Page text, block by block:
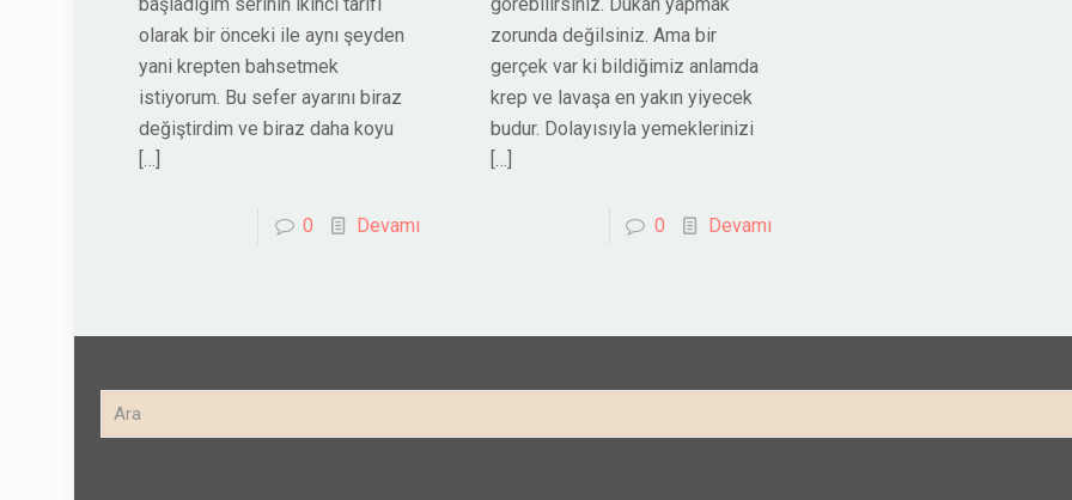
olarak bir önceki ile aynı şeyden
yani krepten bahsetmek
istiyorum. Bu sefer ayarını biraz
değiştirdim ve biraz daha koyu
[…]
0 Devamı
zorunda değilsiniz. Ama bir
gerçek var ki bildiğimiz anlamda
krep ve lavaşa en yakın yiyecek
budur. Dolayısıyla yemeklerinizi
[…]
0 Devamı